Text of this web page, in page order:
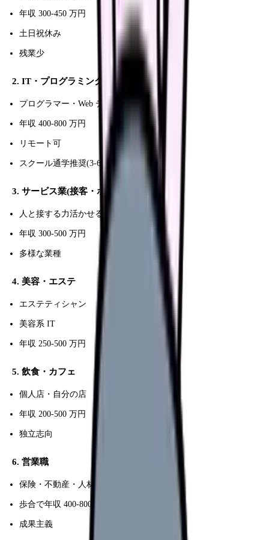
年収 300-450 万円
土日祝休み
残業少
2. IT・プログラミング
プログラマー・Web デザイナー
年収 400-800 万円
リモート可
スクール通学推奨(3-6 ヶ月)
3. サービス業(接客・ホテル等)
人と接する力活かせる
年収 300-500 万円
多様な業種
4. 美容・エステ
エステティシャン
美容系 IT
年収 250-500 万円
5. 飲食・カフェ
個人店・自分の店
年収 200-500 万円
独立志向
6. 営業職
保険・不動産・人材
歩合で年収 400-800 万円
成果主義